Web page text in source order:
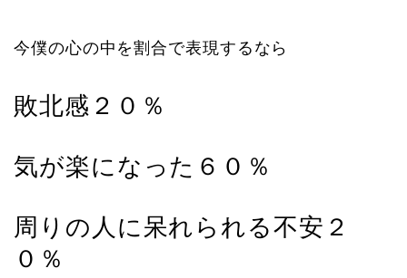
今僕の心の中を割合で表現するなら
敗北感２０％
気が楽になった６０％
周りの人に呆れられる不安２
０％